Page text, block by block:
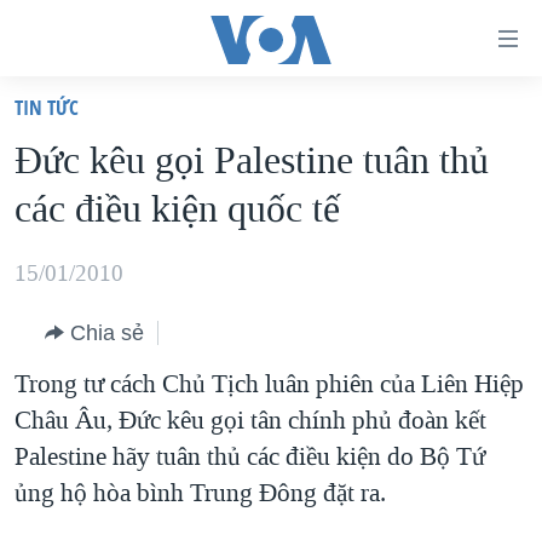
truy
cập
Tới
dung
chính
điều
hướng
chính
Đi
VIỆT NAM
HOA KỲ
BIỂN ĐÔNG
BLOG
DIỄN ĐÀN
MỤC
TỰ DO BÁO CHÍ
CHUYÊN ĐỀ
TIN TỨC
Ðức kêu gọi Palestine tuân thủ
các điều kiện quốc tế
15/01/2010
Chia sẻ
Trong tư cách Chủ Tịch luân phiên của Liên Hiệp
Châu Âu, Đức kêu gọi tân chính phủ đoàn kết
Palestine hãy tuân thủ các điều kiện do Bộ Tứ
ủng hộ hòa bình Trung Đông đặt ra.